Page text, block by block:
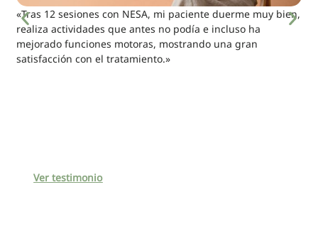
«Tras 12 sesiones con NESA, mi paciente duerme muy bien,
realiza actividades que antes no podía e incluso ha
mejorado funciones motoras, mostrando una gran
satisfacción con el tratamiento.»
Ver testimonio